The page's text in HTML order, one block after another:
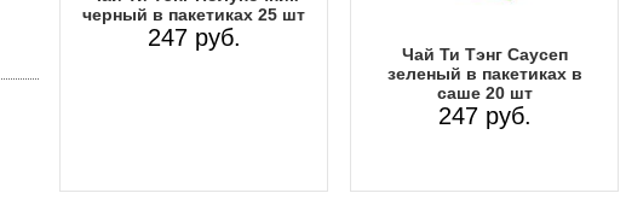
черный в пакетиках 25 шт
247 руб.
Чай Ти Тэнг Саусеп
зеленый в пакетиках в
саше 20 шт
247 руб.